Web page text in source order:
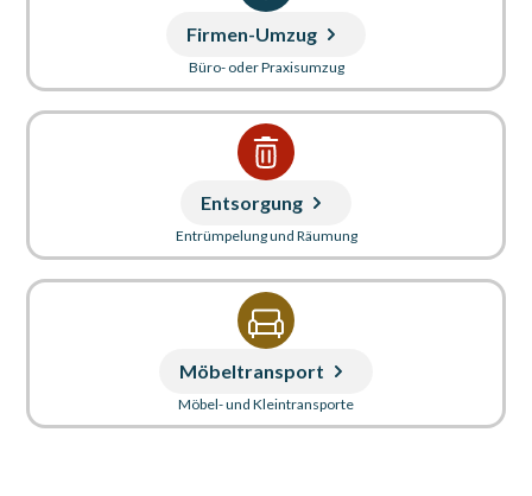
Firmen-Umzug
Büro- oder Praxisumzug
Entsorgung
Entrümpelung und Räumung
Möbeltransport
Möbel- und Kleintransporte